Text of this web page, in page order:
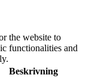
the website to
functionalities and
Beskrivning